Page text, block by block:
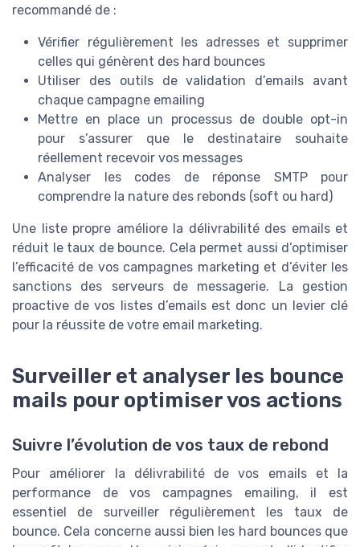
recommandé de :
Vérifier régulièrement les adresses et supprimer
celles qui génèrent des hard bounces
Utiliser des outils de validation d’emails avant
chaque campagne emailing
Mettre en place un processus de double opt-in
pour s’assurer que le destinataire souhaite
réellement recevoir vos messages
Analyser les codes de réponse SMTP pour
comprendre la nature des rebonds (soft ou hard)
Une liste propre améliore la délivrabilité des emails et
réduit le taux de bounce. Cela permet aussi d’optimiser
l’efficacité de vos campagnes marketing et d’éviter les
sanctions des serveurs de messagerie. La gestion
proactive de vos listes d’emails est donc un levier clé
pour la réussite de votre email marketing.
Surveiller et analyser les bounce
mails pour optimiser vos actions
Suivre l’évolution de vos taux de rebond
Pour améliorer la délivrabilité de vos emails et la
performance de vos campagnes emailing, il est
essentiel de surveiller régulièrement les taux de
bounce. Cela concerne aussi bien les hard bounces que